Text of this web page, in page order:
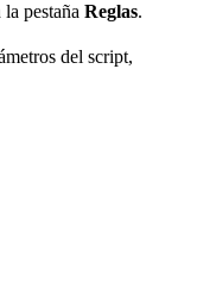
pestaña Reglas.
del script,